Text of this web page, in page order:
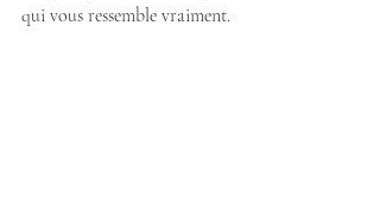
qui vous ressemble vraiment.